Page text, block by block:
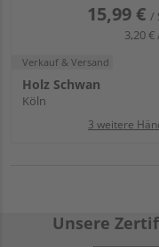
15,99 € /
3,20 €
Verkauf & Versand
Holz Schwan
Köln
3 weitere
Unsere